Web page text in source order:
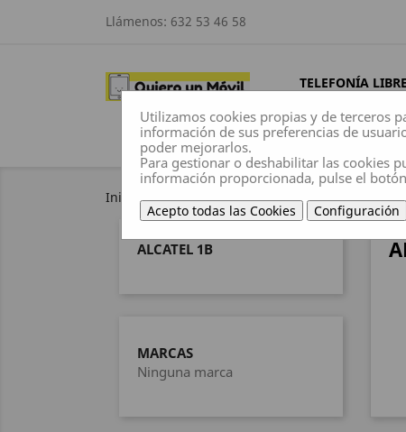
Llámenos: 632 53 46 58
TELEFONÍA LIBRE
Inicio Fundas Alcatel Alcatel 1B
ALCATEL 1B
MARCAS
Ninguna marca
Utilizamos cookies propias y de terceros
información de sus preferencias de
poder mejorarlos.
Para gestionar o deshabilitar las cookies
información proporcionada, pulse el
Acepto todas las Cookies Configuración